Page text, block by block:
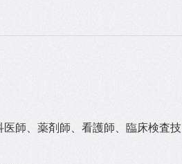
師、薬剤師、看護師、臨床検査技